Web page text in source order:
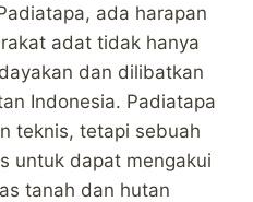
ada harapan
adat tidak hanya
dan dilibatkan
Indonesia. Padiatapa
teknis, tetapi sebuah
untuk dapat mengakui
tanah dan hutan